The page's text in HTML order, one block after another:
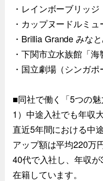
・レインボーブリッジ
・カップヌードルミュ
・Brillia Grande みな
・下関市立水族館「海
・国立劇場（シンガポ
■同社で働く「5つの魅
1）中途入社でも年収
直近5年間における中
アップ額は平均220万円
40代で入社し、年収
在籍しています。